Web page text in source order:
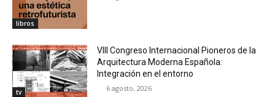
libros
tv
VIII Congreso Internacional Pioneros de la
Arquitectura Moderna Española:
Integración en el entorno
6 agosto, 2026